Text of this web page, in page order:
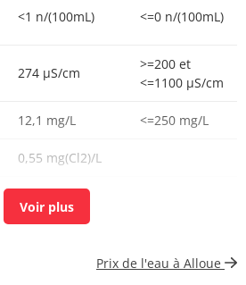
<1 n/(100mL) <=0 n/(100mL)
274 µS/cm
>=200 et
<=1100 µS/cm
12,1 mg/L <=250 mg/L
0,55 mg(Cl2)/L
0,59 mg(Cl2)/L
Prix de l'eau à Alloue